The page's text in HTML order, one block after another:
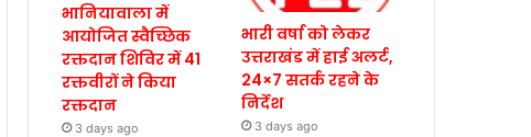
भानियावाला में
आयोजित स्वैच्छिक
रक्तदान शिविर में 41
रक्तवीरों ने किया
रक्तदान
3 days ago
भारी वर्षा को लेकर
उत्तराखंड में हाई अलर्ट,
24×7 सतर्क रहने के
निर्देश
3 days ago